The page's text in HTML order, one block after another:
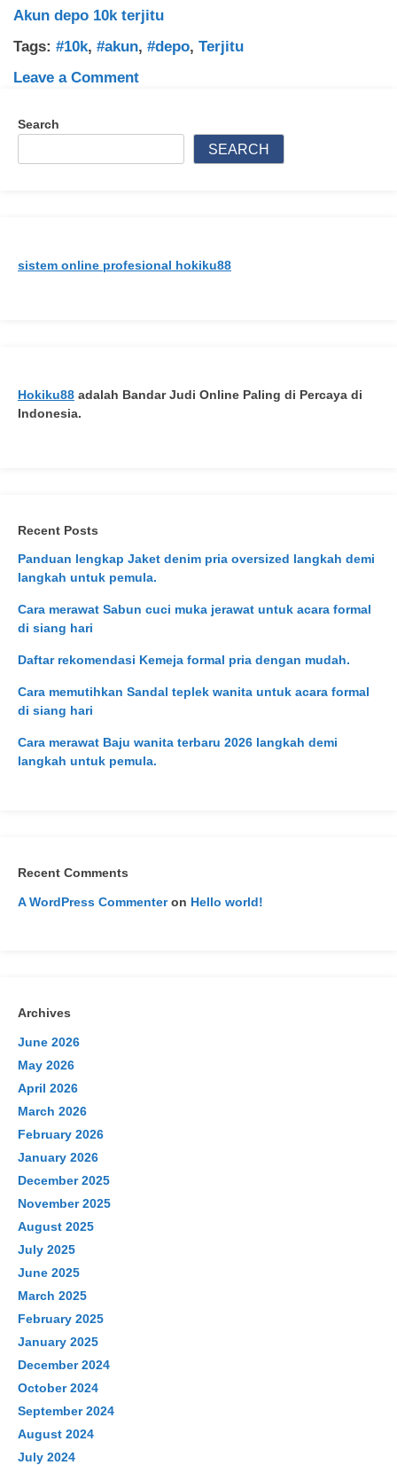
Akun depo 10k terjitu
Tags: #10k, #akun, #depo, Terjitu
Leave a Commenton
Depo
Online
Search
SEARCH
sistem online profesional hokiku88
Hokiku88 adalah Bandar Judi Online Paling di Percaya di
Indonesia.
Recent Posts
Panduan lengkap Jaket denim pria oversized langkah demi
langkah untuk pemula.
Cara merawat Sabun cuci muka jerawat untuk acara formal
di siang hari
Daftar rekomendasi Kemeja formal pria dengan mudah.
Cara memutihkan Sandal teplek wanita untuk acara formal
di siang hari
Cara merawat Baju wanita terbaru 2026 langkah demi
langkah untuk pemula.
Recent Comments
A WordPress Commenteron Hello world!
Archives
June 2026
May 2026
April 2026
March 2026
February 2026
January 2026
December 2025
November 2025
August 2025
July 2025
June 2025
March 2025
February 2025
January 2025
December 2024
October 2024
September 2024
August 2024
July 2024